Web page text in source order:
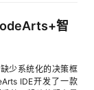
rules.yaml，不用
API。清单中包含
型的模拟字段，用
有一个ECS创建出
SHELL也会询问用
就好全都完成后AI
让AI SHELL帮我们
久使用码道生成的
题，如发现任何体
云声平台反馈给我
添加文末开发者社
一键快速拉起专属云
等技能，无需复杂
核心
环境🤖 对话式操
合紧密：适合演示
在云端环境执行，
QQ 邮箱近期推出
以理解为——给 AI 单
智
少系统化的决策框
IDE开发了一款